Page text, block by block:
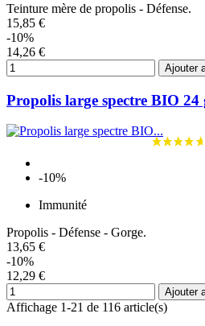
Teinture mère de propolis - Défense.
15,85 €
-10%
14,26 €
Ajouter
Propolis large spectre BIO 24
-10%
Immunité
Propolis - Défense - Gorge.
13,65 €
-10%
12,29 €
Ajouter
Affichage 1-21 de 116 article(s)